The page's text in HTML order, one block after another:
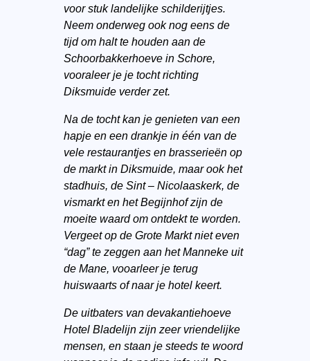
voor stuk landelijke schilderijtjes.
Neem onderweg ook nog eens de
tijd om halt te houden aan de
Schoorbakkerhoeve in Schore,
vooraleer je je tocht richting
Diksmuide verder zet.
Na de tocht kan je genieten van een
hapje en een drankje in één van de
vele restaurantjes en brasserieën op
de markt in Diksmuide, maar ook het
stadhuis, de Sint – Nicolaaskerk, de
vismarkt en het Begijnhof zijn de
moeite waard om ontdekt te worden.
Vergeet op de Grote Markt niet even
“dag” te zeggen aan het Manneke uit
de Mane, vooarleer je terug
huiswaarts of naar je hotel keert.
De uitbaters van devakantiehoeve
Hotel Bladelijn zijn zeer vriendelijke
mensen, en staan je steeds te woord